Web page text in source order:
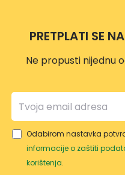
NČA
PRETPLATI SE
Ne propusti nijednu
Odabirom nastavka
informacije o zaštiti
korištenja.